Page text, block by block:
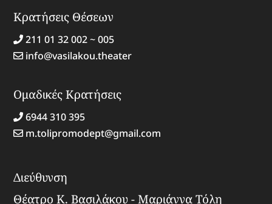
Κρατήσεις Θέσεων
211 01 32 002 ~ 005
info@vasilakou.theater
Ομαδικές Κρατήσεις
6944 310 395
m.tolipromodept@gmail.com
Διεύθυνση
Θέατρο Κ. Βασιλάκου - Μαριάννα Τόλη